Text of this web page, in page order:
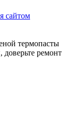
сайтом
термопасты
ремонт